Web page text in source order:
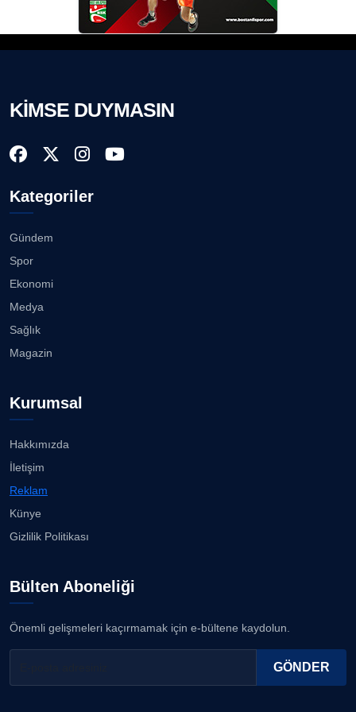
KİMSE DUYMASIN
Kategoriler
Gündem
Spor
Ekonomi
Medya
Sağlık
Magazin
Kurumsal
Hakkımızda
İletişim
Reklam
Künye
Gizlilik Politikası
Bülten Aboneliği
Önemli gelişmeleri kaçırmamak için e-bültene kaydolun.
GÖNDER